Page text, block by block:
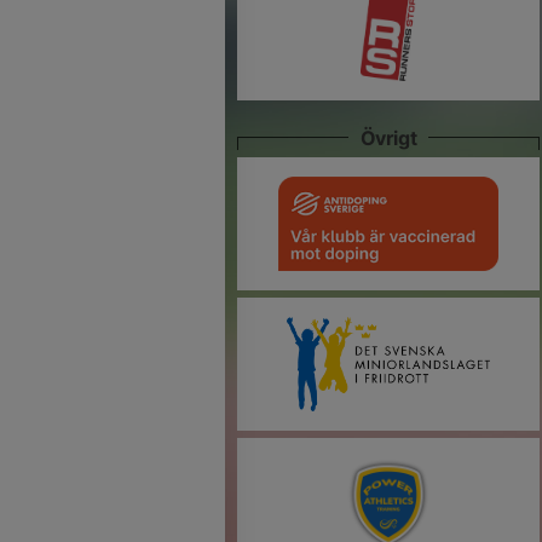
Övrigt